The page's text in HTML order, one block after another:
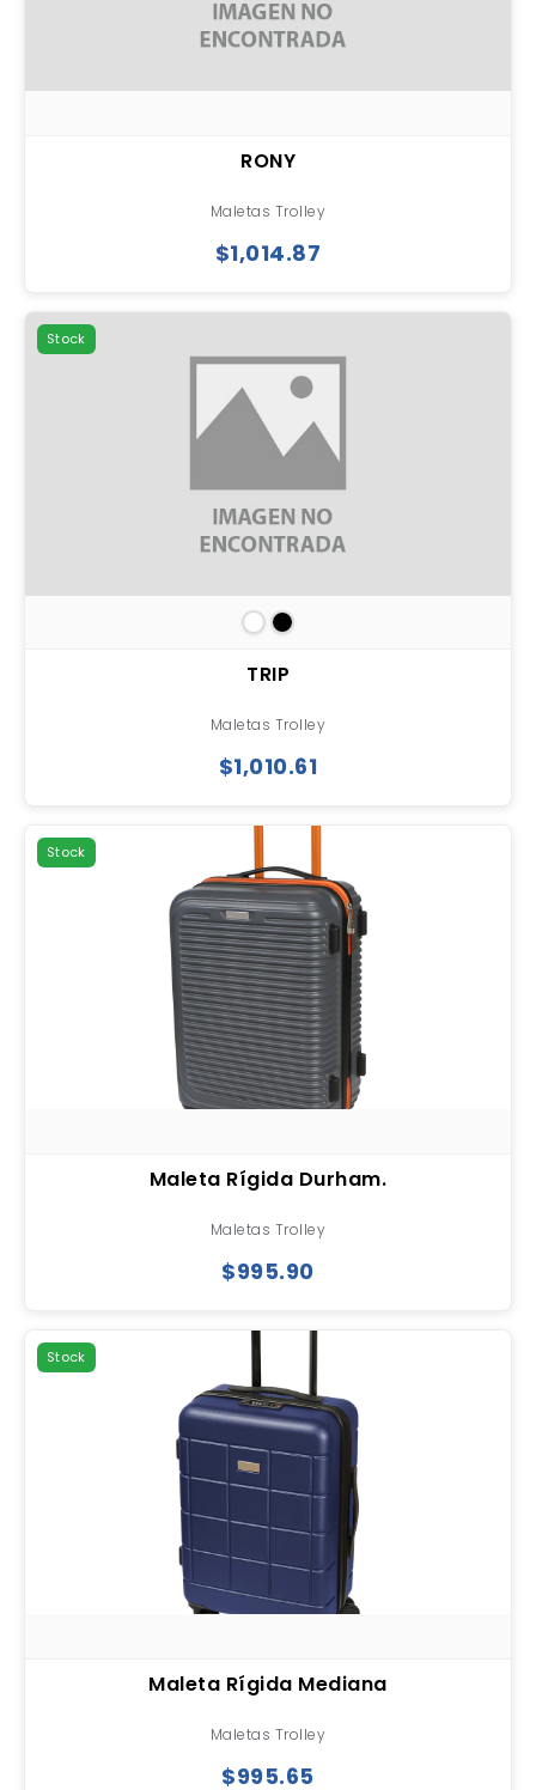
RONY
Maletas Trolley
$1,014.87
Stock
TRIP
Maletas Trolley
$1,010.61
Stock
Maleta Rígida Durham.
Maletas Trolley
$995.90
Stock
Maleta Rígida Mediana
Maletas Trolley
$995.65